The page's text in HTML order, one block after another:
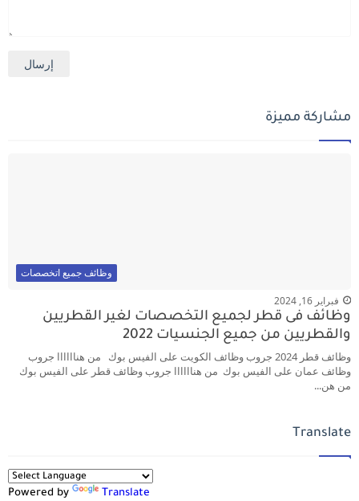
مشاركة مميزة
وظائف جميع اتخصصات
فبراير 16, 2024
وظائف فى قطر لجميع التخصصات لغير القطريين
والقطريين من جميع الجنسيات 2022
وظائف قطر 2024 جروب وظائف الكويت على الفيس بوك من هناااااا جروب
وظائف عمان على الفيس بوك من هناااااا جروب وظائف قطر على الفيس بوك
من هن...
Translate
Powered by Translate